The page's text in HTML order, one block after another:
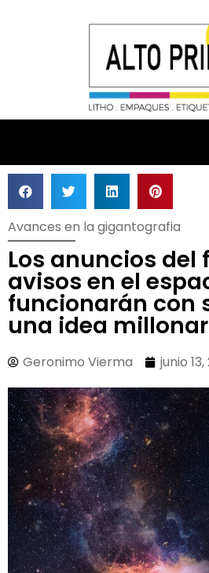
Avances en la gigantografia
Los anuncios del
avisos en el
funcionarán con
una idea
Geronimo Vierma junio